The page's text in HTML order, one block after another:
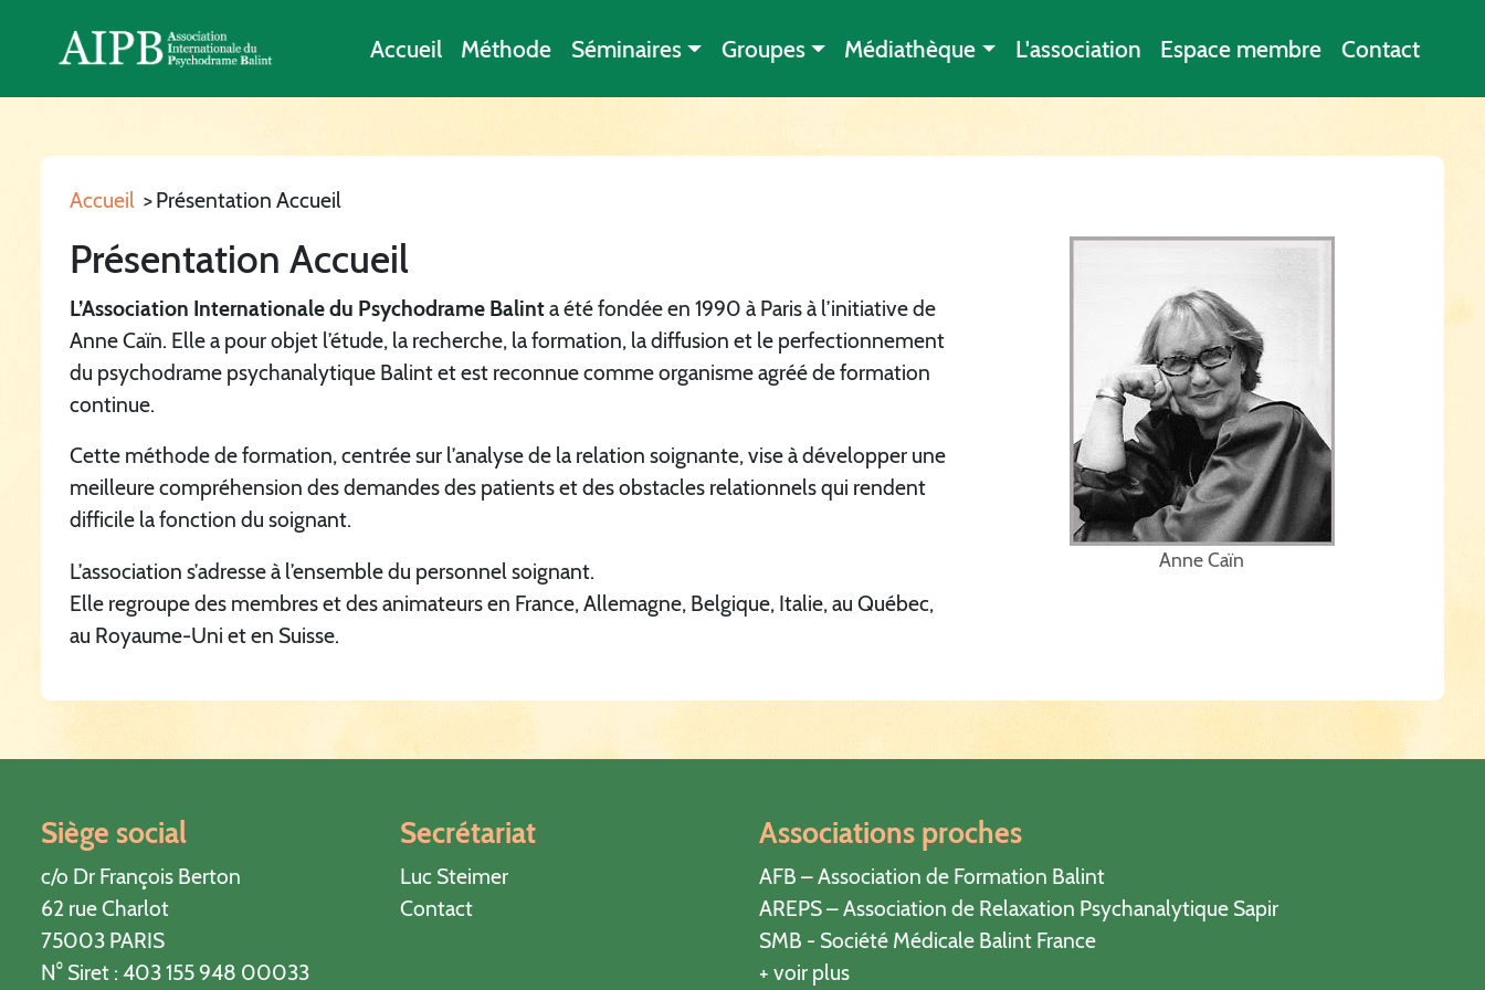
Accueil Méthode Séminaires Groupes Médiathèque L'association Espace membre Contact
Accueil >Présentation Accueil
Présentation Accueil
L’Association Internationale du Psychodrame Balinta été fondée en 1990 à Paris à l’initiative de
Anne Caïn. Elle a pour objet l’étude, la recherche, la formation, la diffusion et le perfectionnement
du psychodrame psychanalytique Balint et est reconnue comme organisme agréé de formation
continue.
Cette méthode de formation, centrée sur l’analyse de la relation soignante, vise à développer une
meilleure compréhension des demandes des patients et des obstacles relationnels qui rendent
difficile la fonction du soignant.
L’association s’adresse à l’ensemble du personnel soignant.
Elle regroupe des membres et des animateurs en France, Allemagne, Belgique, Italie, au Québec,
au Royaume-Uni et en Suisse.
Anne Caïn
Siège social
c/o Dr François Berton
62 rue Charlot
75003 PARIS
N° Siret : 403 155 948 00033
Secrétariat
Luc Steimer
Contact
Associations proches
AFB – Association de Formation Balint
AREPS – Association de Relaxation Psychanalytique Sapir
SMB - Société Médicale Balint France
+ voir plus